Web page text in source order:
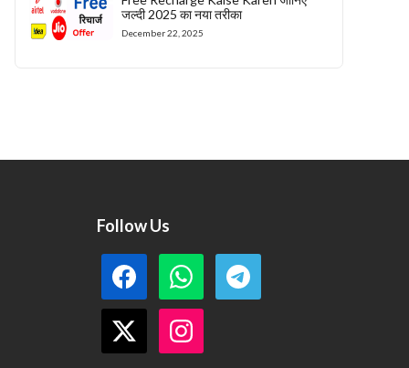
जल्दी 2025 का नया तरीका
December 22, 2025
Follow Us